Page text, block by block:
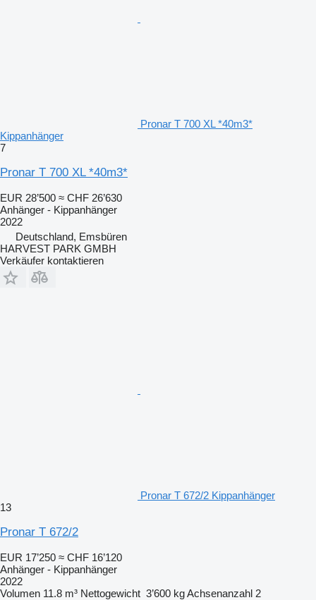
Pronar T 700 XL *40m3*
Kippanhänger
7
Pronar T 700 XL *40m3*
EUR 28’500 ≈ CHF 26’630
Anhänger - Kippanhänger
2022
Deutschland, Emsbüren
HARVEST PARK GMBH
Verkäufer kontaktieren
Pronar T 672/2 Kippanhänger
13
Pronar T 672/2
EUR 17’250 ≈ CHF 16’120
Anhänger - Kippanhänger
2022
Volumen 11.8 m³ Nettogewicht 3’600 kgAchsenanzahl 2